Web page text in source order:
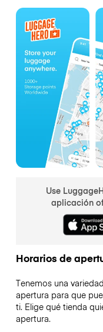
Use
aplicación
Horarios de
Tenemos una
apertura para que
ti. Elige qué tienda
apertura.